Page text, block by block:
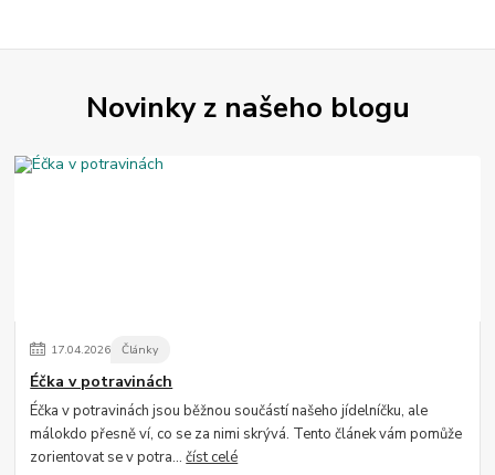
Novinky z našeho blogu
17.04.2026 Články
Éčka v potravinách
Éčka v potravinách jsou běžnou součástí našeho jídelníčku, ale
málokdo přesně ví, co se za nimi skrývá. Tento článek vám pomůže
zorientovat se v potra...číst celé